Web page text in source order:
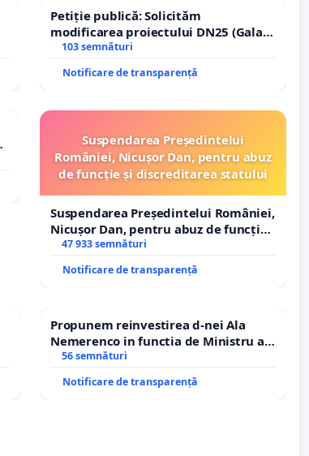
Petiție publică: Solicităm
modificarea proiectului DN25 (Galați
– Hanu Conachi) prin devierea
103 semnături
Notificare de transparență
Suspendarea Președintelui
României, Nicușor Dan, pentru abuz
de funcție și discreditarea statului
Suspendarea Președintelui României,
Nicușor Dan, pentru abuz de funcție
și discreditarea statului
47 933 semnături
Notificare de transparență
Propunem reinvestirea d-nei Ala
Nemerenco in functia de Ministru al
Sanatatii
56 semnături
Notificare de transparență